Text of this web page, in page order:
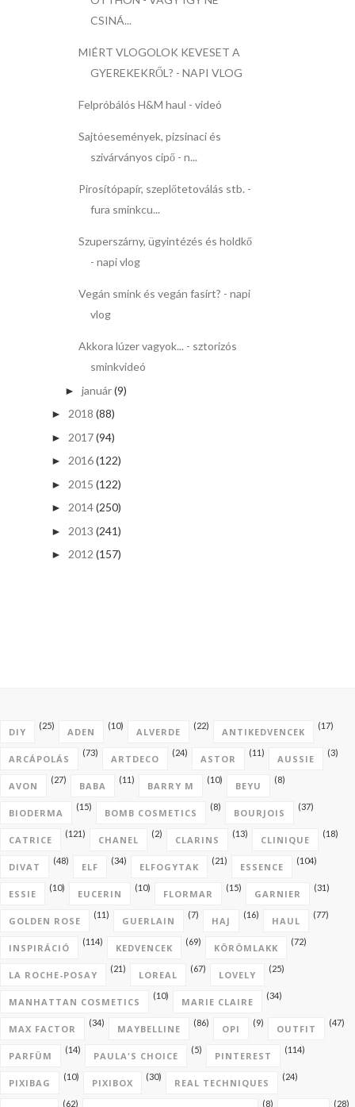
CSINÁ...
MIÉRT VLOGOLOK KEVESET A
GYEREKEKRŐL? - NAPI VLOG
Felpróbálós H&M haul - videó
Sajtóesemények, pizsinaci és
szivárványos cipő - n...
Pirosítópapír, szeplőtetoválás stb. -
fura sminkcu...
Szuperszárny, ügyintézés és holdkő
- napi vlog
Vegán smink és vegán fasírt? - napi
vlog
Akkora lúzer vagyok... - sztorizós
sminkvideó
► január(9)
► 2018 (88)
► 2017(94)
► 2016(122)
► 2015 (122)
► 2014(250)
► 2013 (241)
► 2012 (157)
DIY
(25)
ADEN
(10)
ALVERDE
(22)
ANTIKEDVENCEK
(17)
ARCÁPOLÁS
(73)
ARTDECO
(24)
ASTOR
(11)
AUSSIE
(3)
AVON
(27)
BABA
(11)
BARRY M
(10)
BEYU
(8)
BIODERMA
(15)
BOMB COSMETICS
(8)
BOURJOIS
(37)
CATRICE
(121)
CHANEL
(2)
CLARINS
(13)
CLINIQUE
(18)
DIVAT
(48)
ELF
(34)
ELFOGYTAK
(21)
ESSENCE
(104)
ESSIE
(10)
EUCERIN
(10)
FLORMAR
(15)
GARNIER
(31)
GOLDEN ROSE
(11)
GUERLAIN
(7)
HAJ
(16)
HAUL
(77)
INSPIRÁCIÓ
(114)
KEDVENCEK
(69)
KÖRÖMLAKK
(72)
LA ROCHE-POSAY
(21)
LOREAL
(67)
LOVELY
(25)
MANHATTAN COSMETICS
(10)
MARIE CLAIRE
(34)
MAX FACTOR
(34)
MAYBELLINE
(86)
OPI
(9)
OUTFIT
(47)
PARFÜM
(14)
PAULA'S CHOICE
(5)
PINTEREST
(114)
PIXIBAG
(10)
PIXIBOX
(30)
REAL TECHNIQUES
(24)
(62) (8) (28)